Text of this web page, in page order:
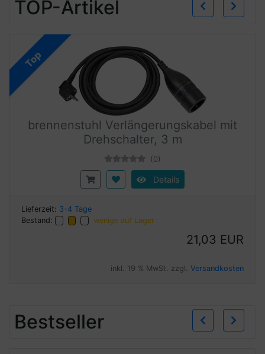
TOP-Artikel
Top
brennenstuhl Verlängerungskabel mit
Drehschalter, 3 m
(0)
Details
Lieferzeit: 3-4 Tage
Bestand:
wenige auf Lager
21,03 EUR
inkl. 19 % MwSt. zzgl. Versandkosten
Bestseller